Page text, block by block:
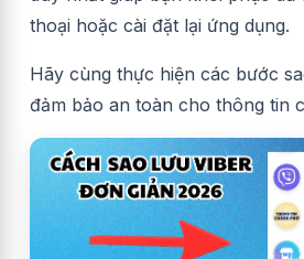
thoại hoặc cài đặt lại ứng dụng.
Hãy cùng thực hiện các bước
đảm bảo an toàn cho thông tin